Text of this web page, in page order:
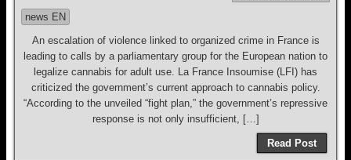
news EN
An escalation of violence linked to organized crime in France is
leading to calls by a parliamentary group for the European nation to
legalize cannabis for adult use. La France Insoumise (LFI) has
criticized the government’s current approach to cannabis policy.
“According to the unveiled “fight plan,” the government’s repressive
response is not only insufficient, […]
Read Post